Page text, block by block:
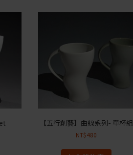
【五行創藝】曲線系列- 單杯組
NT$480